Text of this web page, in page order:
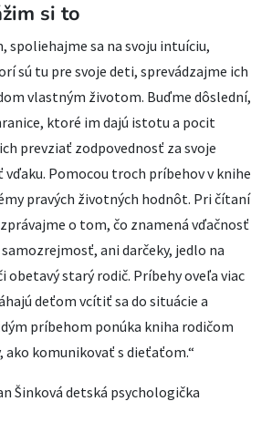
si to
spoliehajme sa na svoju intuíciu,
sú tu pre svoje deti, sprevádzajme ich
vlastným životom. Buďme dôslední,
ktoré im dajú istotu a pocit
prevziať zodpovednosť za svoje
vďaku. Pomocou troch príbehov v knihe
pravých životných hodnôt. Pri čítaní
o tom, čo znamená vďačnosť
ani darčeky, jedlo na
starý rodič. Príbehy oveľa viac
deťom vcítiť sa do situácie a
príbehom ponúka kniha rodičom
ako komunikovať s dieťaťom.“
Šinková detská psychologička